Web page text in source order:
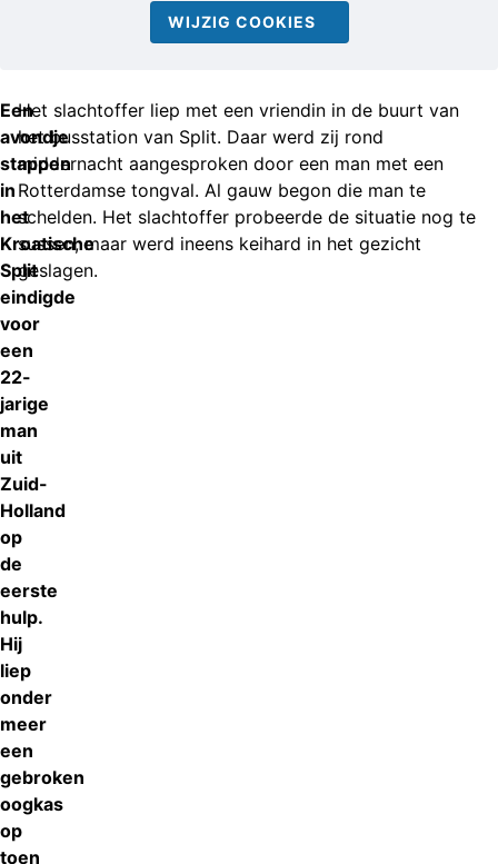
WIJZIG COOKIES
Een
avondje
stappen
in
het
Kroatische
Split
eindigde
voor
een
22-
jarige
man
uit
Zuid-
Holland
op
de
eerste
hulp.
Hij
liep
onder
meer
een
gebroken
oogkas
op
toen
Het slachtoffer liep met een vriendin in de buurt van
het busstation van Split. Daar werd zij rond
middernacht aangesproken door een man met een
Rotterdamse tongval. Al gauw begon die man te
schelden. Het slachtoffer probeerde de situatie nog te
sussen, maar werd ineens keihard in het gezicht
geslagen.